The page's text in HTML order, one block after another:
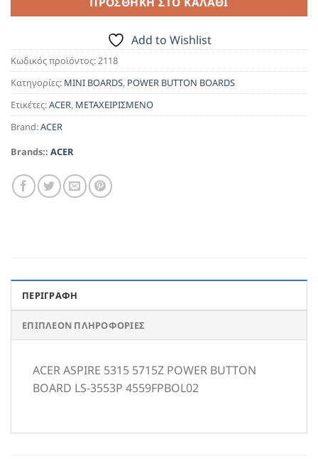
Add to Wishlist
Κωδικός προϊόντος:2118
Κατηγορίες: MINI BOARDS, POWER BUTTON BOARDS
Ετικέτες:ACER, ΜΕΤΑΧΕΙΡΙΣΜΕΝΟ
Brand:ACER
Brands:: ACER
ΠΕΡΙΓΡΑΦΉ
ΕΠΙΠΛΈΟΝ ΠΛΗΡΟΦΟΡΊΕΣ
ACER ASPIRE 5315 5715Z POWER BUTTON
BOARD LS-3553P 4559FPBOL02